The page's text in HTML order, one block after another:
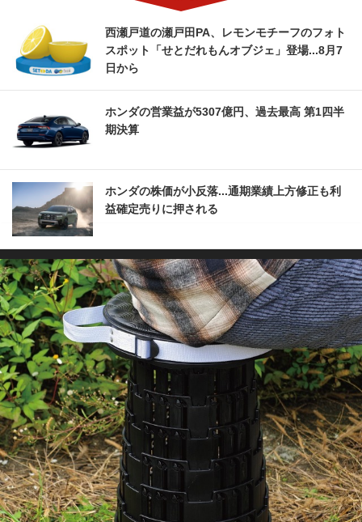
西瀬戸道の瀬戸田PA、レモンモチーフのフォト
スポット「せとだれもんオブジェ」登場...8月7
日から
ホンダの営業益が5307億円、過去最高 第1四半
期決算
ホンダの株価が小反落...通期業績上方修正も利
益確定売りに押される